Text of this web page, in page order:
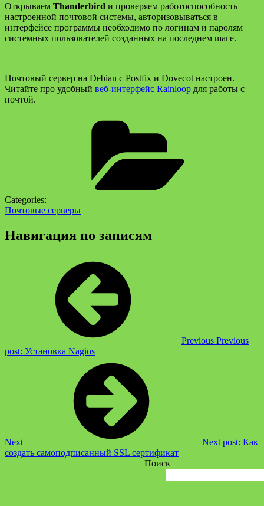
Открываем Thanderbird и проверяем работоспособность
настроенной почтовой системы, авторизовываться в
интерфейсе программы необходимо по логинам и паролям
системных пользователей созданных на последнем шаге.
Почтовый сервер на Debian с Postfix и Dovecot настроен.
Читайте про удобный веб-интерфейс Rainloop для работы с
почтой.
Categories:
Почтовые серверы
Навигация по записям
Previous Previous
post: Установка Nagios
Next Next post: Как
создать самоподписанный SSL сертификат
Поиск